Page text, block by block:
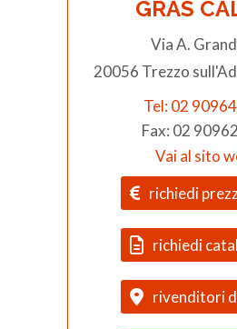
GRAS
Via A.
20056 Trezzo
Tel: 02
Fax: 02
Vai al sito
richiedi
richiedi
rivenditori